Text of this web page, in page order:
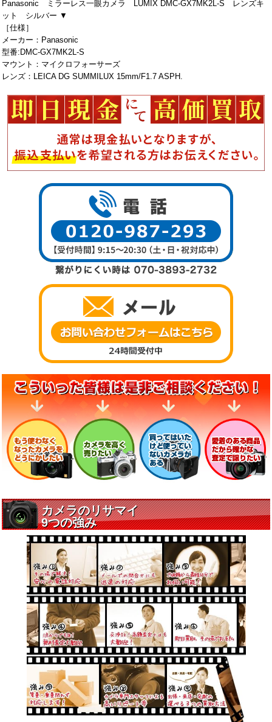
Panasonic ミラーレス一眼カメラ LUMIX DMC-GX7MK2L-S レンズキ
ット シルバー ▼
［仕様］
メーカー：Panasonic
型番:DMC-GX7MK2L-S
マウント：マイクロフォーサーズ
レンズ：LEICA DG SUMMILUX 15mm/F1.7 ASPH.